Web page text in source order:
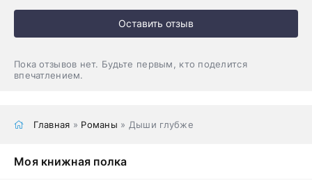
Оставить отзыв
Пока отзывов нет. Будьте первым, кто поделится
впечатлением.
Главная » Романы » Дыши глубже
Моя книжная полка